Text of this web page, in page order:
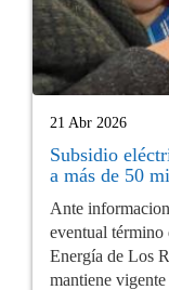
21 Abr 2026
Subsidio
a más de 50
Ante
eventual término
Energía de Los
mantiene